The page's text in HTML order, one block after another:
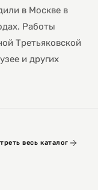
в Москве в
Работы
Третьяковской
и других
весь каталог